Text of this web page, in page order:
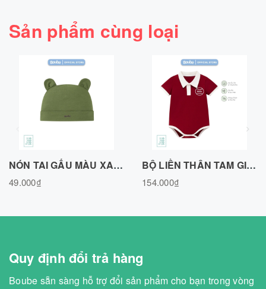
Sản phẩm cùng loại
NÓN TAI GẤU MÀU XANH OLIVE, VẢI SỢI TRE BAMBOO -N010725OLIV
49.000₫
BỘ LIỀN THÂN TAM GIÁC, BODY CHIP POLO MÀU ĐỎ ĐÔ, VẢI SỢI TRE BAMBOO BL351125RED
154.000₫
Quy định đổi trả hàng
Boube sẵn sàng hỗ trợ đổi sản phẩm cho bạn trong vòng